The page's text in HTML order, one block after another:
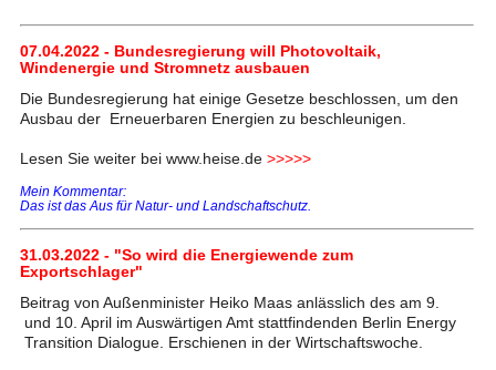
07.04.2022 - Bundesregierung will Photovoltaik,
Windenergie und Stromnetz ausbauen
Die Bundesregierung hat einige Gesetze beschlossen, um den
Ausbau der Erneuerbaren Energien zu beschleunigen.
Lesen Sie weiter bei www.heise.de >>>>>
Mein Kommentar:
Das ist das Aus für Natur- und Landschaftschutz.
31.03.2022 - "So wird die Energiewende zum
Exportschlager"
Beitrag von Außenminister Heiko Maas anlässlich des am 9.
und 10. April im Auswärtigen Amt stattfindenden Berlin Energy
Transition Dialogue. Erschienen in der Wirtschaftswoche.